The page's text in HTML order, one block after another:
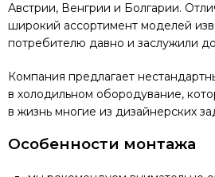
Австрии, Венгрии и Болгарии.
широкий ассортимент моделей
потребителю давно и заслужили
Компания предлагает
в холодильном обородувание,
в жизнь многие из дизайнерских
Особенности монтажа